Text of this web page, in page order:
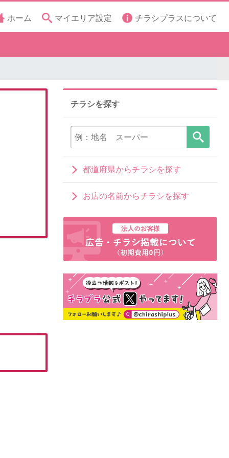
ホーム マイエリア設定 チラシプラスについて
チラシを探す
都道府県からチラシを探す
お店の名前からチラシを探す